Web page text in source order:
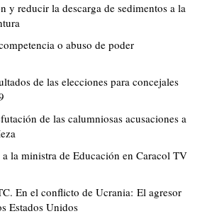
y reducir la descarga de sedimentos a la
o abuso de poder
de las elecciones para concejales
de las calumniosas acusaciones a
la ministra de Educación en Caracol TV
En el conflicto de Ucrania: El agresor
Estados Unidos